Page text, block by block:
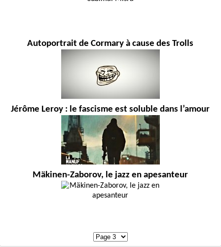
Autoportrait de Cormary à cause des Trolls
Jérôme Leroy : le fascisme est soluble dans l’amour
Mäkinen-Zaborov, le jazz en apesanteur